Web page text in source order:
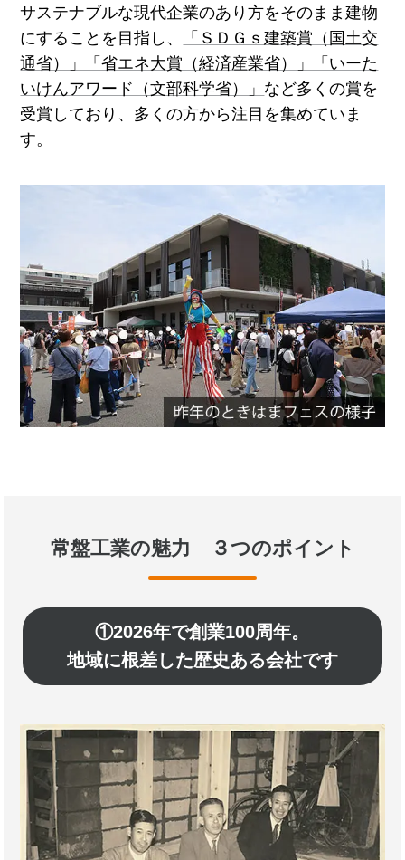
サステナブルな現代企業のあり方をそのまま建物
にすることを目指し、
「ＳＤＧｓ建築賞（国土交
通省）」「省エネ大賞（経済産業省）」「いーた
いけんアワード（文部科学省）」 など多くの賞を
受賞しており、多くの方から注目を集めていま
す。
常盤工業の魅力 ３つのポイント
①2026年で創業100周年。
地域に根差した歴史ある会社です